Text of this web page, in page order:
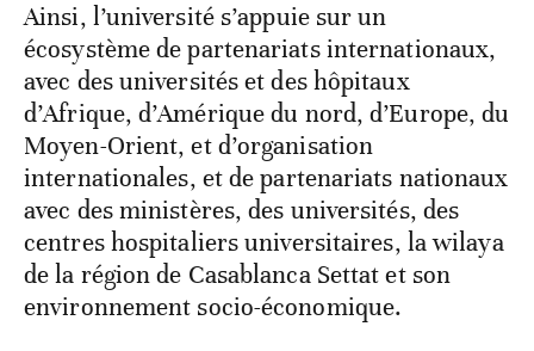
Ainsi, l’université s’appuie sur un
écosystème de partenariats internationaux,
avec des universités et des hôpitaux
d’Afrique, d’Amérique du nord, d’Europe, du
Moyen-Orient, et d’organisation
internationales, et de partenariats nationaux
avec des ministères, des universités, des
centres hospitaliers universitaires, la wilaya
de la région de Casablanca Settat et son
environnement socio-économique.